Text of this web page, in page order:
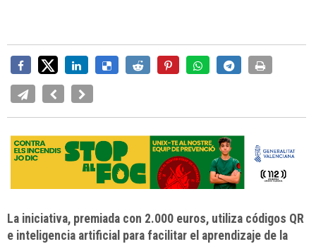
La iniciativa, premiada con 2.000 euros, utiliza códigos QR
e inteligencia artificial para facilitar el aprendizaje de la